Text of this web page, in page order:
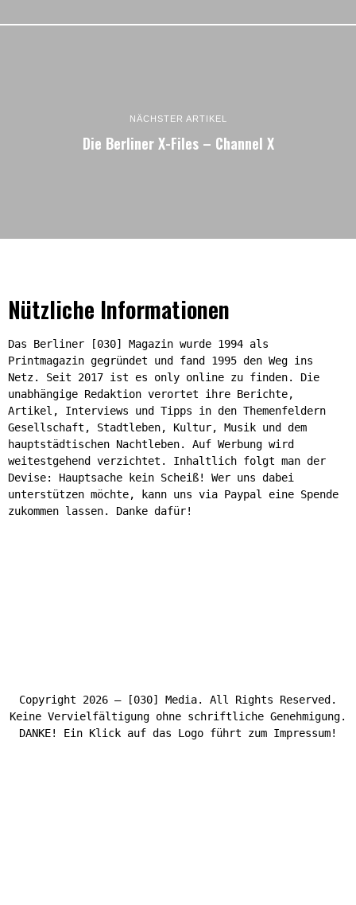
NÄCHSTER ARTIKEL
Die Berliner X-Files – Channel X
Nützliche Informationen
Das Berliner [030] Magazin wurde 1994 als
Printmagazin gegründet und fand 1995 den Weg ins
Netz. Seit 2017 ist es only online zu finden. Die
unabhängige Redaktion verortet ihre Berichte,
Artikel, Interviews und Tipps in den Themenfeldern
Gesellschaft, Stadtleben, Kultur, Musik und dem
hauptstädtischen Nachtleben. Auf Werbung wird
weitestgehend verzichtet. Inhaltlich folgt man der
Devise: Hauptsache kein Scheiß! Wer uns dabei
unterstützen möchte, kann uns via Paypal eine Spende
zukommen lassen. Danke dafür!
Copyright 2026 – [030] Media. All Rights Reserved.
Keine Vervielfältigung ohne schriftliche Genehmigung.
DANKE! Ein Klick auf das Logo führt zum Impressum!